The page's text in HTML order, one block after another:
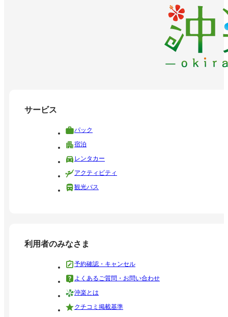
サービス
パック
宿泊
レンタカー
アクティビティ
観光バス
利用者のみなさま
予約確認・キャンセル
よくあるご質問・お問い合わせ
沖楽とは
クチコミ掲載基準